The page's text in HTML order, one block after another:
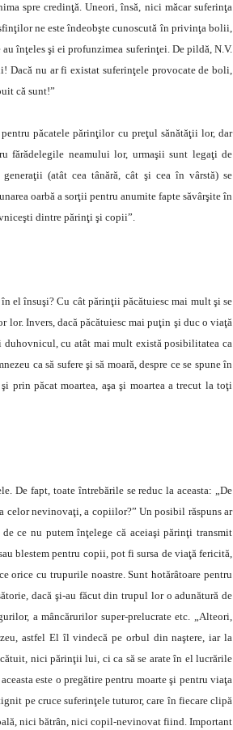
spre credinţă. Uneori, însă, nici măcar suferinţa
ne este îndeobşte cunoscută în privinţa bolii,
înţeles şi ei profunzimea suferinţei. De pildă, N.V.
Dacă nu ar fi existat suferinţele provocate de boli,
că sunt!”
păcatele părinţilor cu preţul sănătăţii lor, dar
fărădelegile neamului lor, urmaşii sunt legaţi de
(atât cea tânără, cât şi cea în vârstă) se
oarbă a sorţii pentru anumite fapte săvârşite în
dintre părinţi şi copii”.
el însuşi? Cu cât părinţii păcătuiesc mai mult şi se
Invers, dacă păcătuiesc mai puţin şi duc o viaţă
duhovnicul, cu atât mai mult există posibilitatea ca
ca să sufere şi să moară, despre ce se spune în
prin păcat moartea, aşa şi moartea a trecut la toţi
De fapt, toate întrebările se reduc la aceasta: „De
celor nevinovaţi, a copiilor?” Un posibil răspuns ar
ce nu putem înţelege că aceiaşi părinţi transmit
blestem pentru copii, pot fi sursa de viaţă fericită,
orice cu trupurile noastre. Sunt hotărâtoare pentru
dacă şi-au făcut din trupul lor o adunătură de
a mâncărurilor super-prelucrate etc. „Alteori,
astfel El îl vindecă pe orbul din naştere, iar la
nici părinţii lui, ci ca să se arate în el lucrările
este o pregătire pentru moarte şi pentru viaţa
pe cruce suferinţele tuturor, care în fiecare clipă
nici bătrân, nici copil-nevinovat fiind. Important